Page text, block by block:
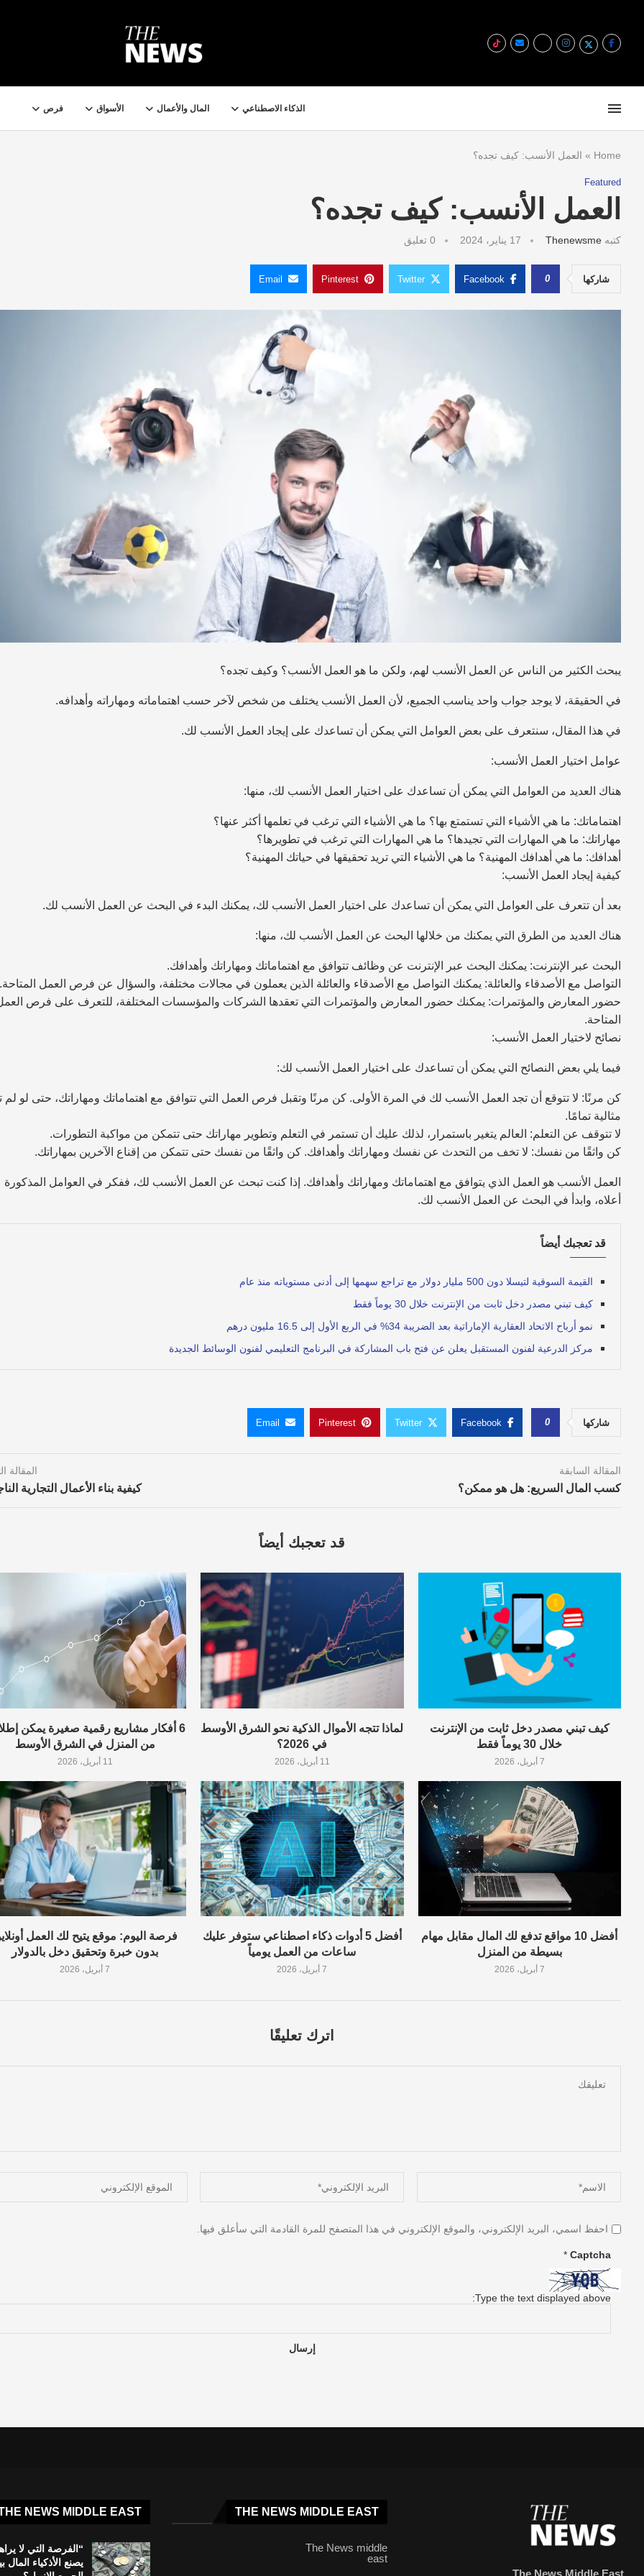
الذكاء الاصطناعي المال والأعمال الأسواق فرص
Home
» العمل الأنسب: كيف تجده؟
Featured
العمل الأنسب: كيف تجده؟
كتبه Thenewsme 17 يناير، 2024 0 تعليق
شاركها 0
Facebook
Twitter
Pinterest
Email
يبحث الكثير من الناس عن العمل الأنسب لهم، ولكن ما هو العمل الأنسب؟ وكيف تجده؟
في الحقيقة، لا يوجد جواب واحد يناسب الجميع، لأن العمل الأنسب يختلف من شخص لآخر حسب اهتماماته ومهاراته وأهدافه.
في هذا المقال، سنتعرف على بعض العوامل التي يمكن أن تساعدك على إيجاد العمل الأنسب لك.
عوامل اختيار العمل الأنسب:
هناك العديد من العوامل التي يمكن أن تساعدك على اختيار العمل الأنسب لك، منها:
اهتماماتك: ما هي الأشياء التي تستمتع بها؟ ما هي الأشياء التي ترغب في تعلمها أكثر عنها؟
مهاراتك: ما هي المهارات التي تجيدها؟ ما هي المهارات التي ترغب في تطويرها؟
أهدافك: ما هي أهدافك المهنية؟ ما هي الأشياء التي تريد تحقيقها في حياتك المهنية؟
كيفية إيجاد العمل الأنسب:
بعد أن تتعرف على العوامل التي يمكن أن تساعدك على اختيار العمل الأنسب لك، يمكنك البدء في البحث عن العمل الأنسب لك.
هناك العديد من الطرق التي يمكنك من خلالها البحث عن العمل الأنسب لك، منها:
البحث عبر الإنترنت: يمكنك البحث عبر الإنترنت عن وظائف تتوافق مع اهتماماتك ومهاراتك وأهدافك.
التواصل مع الأصدقاء والعائلة: يمكنك التواصل مع الأصدقاء والعائلة الذين يعملون في مجالات مختلفة، والسؤال عن فرص العمل المتاحة.
حضور المعارض والمؤتمرات: يمكنك حضور المعارض والمؤتمرات التي تعقدها الشركات والمؤسسات المختلفة، للتعرف على فرص
المتاحة.
نصائح لاختيار العمل الأنسب:
فيما يلي بعض النصائح التي يمكن أن تساعدك على اختيار العمل الأنسب لك:
كن مرنًا: لا تتوقع أن تجد العمل الأنسب لك في المرة الأولى. كن مرنًا وتقبل فرص العمل التي تتوافق مع اهتماماتك ومهاراتك، حتى لو لم
مثالية تمامًا.
لا تتوقف عن التعلم: العالم يتغير باستمرار، لذلك عليك أن تستمر في التعلم وتطوير مهاراتك حتى تتمكن من مواكبة التطورات.
كن واثقًا من نفسك: لا تخف من التحدث عن نفسك ومهاراتك وأهدافك. كن واثقًا من نفسك حتى تتمكن من إقناع الآخرين بمهاراتك.
العمل الأنسب هو العمل الذي يتوافق مع اهتماماتك ومهاراتك وأهدافك. إذا كنت تبحث عن العمل الأنسب لك، ففكر في العوامل المذكورة
أعلاه، وابدأ في البحث عن العمل الأنسب لك.
قد تعجبك أيضاً
القيمة السوقية لتيسلا دون 500 مليار دولار مع تراجع سهمها إلى أدنى مستوياته منذ عام
كيف تبني مصدر دخل ثابت من الإنترنت خلال 30 يوماً فقط
نمو أرباح الاتحاد العقارية الإماراتية بعد الضريبة 34% في الربع الأول إلى 16.5 مليون درهم
مركز الدرعية لفنون المستقبل يعلن عن فتح باب المشاركة في البرنامج التعليمي لفنون الوسائط الجديدة
شاركها 0
Facebook
Twitter
Pinterest
Email
المقالة السابقة
كسب المال السريع: هل هو ممكن؟
المقالة
كيفية بناء الأعمال التجارية
قد تعجبك أيضاً
6 أفكار مشاريع رقمية صغيرة يمكن
من المنزل في الشرق الأوسط
11 أبريل، 2026
لماذا تتجه الأموال الذكية نحو الشرق الأوسط
في 2026؟
11 أبريل، 2026
كيف تبني مصدر دخل ثابت من الإنترنت
خلال 30 يوماً فقط
7 أبريل، 2026
فرصة اليوم: موقع يتيح لك العمل
بدون خبرة وتحقيق دخل بالدولار
7 أبريل، 2026
أفضل 5 أدوات ذكاء اصطناعي ستوفر عليك
ساعات من العمل يومياً
7 أبريل، 2026
أفضل 10 مواقع تدفع لك المال مقابل مهام
بسيطة من المنزل
7 أبريل، 2026
اترك تعليقًا
احفظ اسمي، البريد الإلكتروني، والموقع الإلكتروني في هذا المتصفح للمرة القادمة التي سأعلق فيها.
Captcha
*
Type the text displayed above:
The News Middle East
THE NEWS MIDDLE EAST
The News middle
east
NEWS MIDDLE EAST
“الفرصة التي لا
يصنع الأذكياء المال